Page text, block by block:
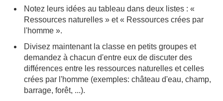
Notez leurs idées au tableau dans deux listes : «
Ressources naturelles » et « Ressources crées par
l'homme ».
Divisez maintenant la classe en petits groupes et
demandez à chacun d'entre eux de discuter des
différences entre les ressources naturelles et celles
crées par l'homme (exemples: château d'eau, champ,
barrage, forêt, ...).